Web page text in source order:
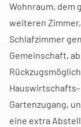
Wohnraum, dem
weiteren
Schlafzimmer
Gemeinschaft,
Gartenzugang,
eine extra